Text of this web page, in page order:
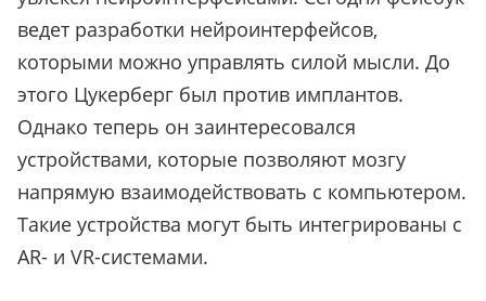
ведет разработки нейроинтерфейсов,
которыми можно управлять силой мысли. До
этого Цукерберг был против имплантов.
Однако теперь он заинтересовался
устройствами, которые позволяют мозгу
напрямую взаимодействовать с компьютером.
Такие устройства могут быть интегрированы с
AR- и VR-системами.